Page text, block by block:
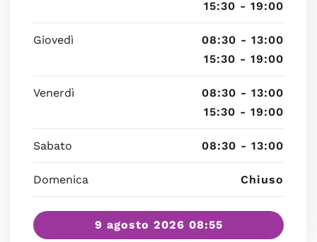
15:30 - 19:00
Giovedì
08:30 - 13:00
15:30 - 19:00
Venerdì
08:30 - 13:00
15:30 - 19:00
Sabato 08:30 - 13:00
Domenica Chiuso
9 agosto 2026 08:55